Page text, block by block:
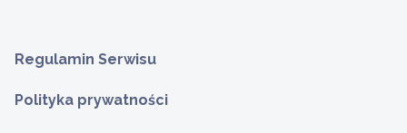
Regulamin Serwisu
Polityka prywatności